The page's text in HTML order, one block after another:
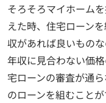
そろそろマイホーム
えた時、住宅ローン
収があれば良いもの
年収に見合わない価
宅ローンの審査が通
のローンを組むこと